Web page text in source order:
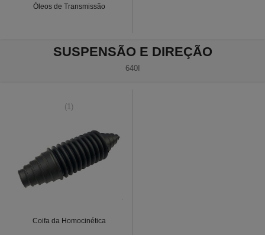
Óleos de Transmissão
SUSPENSÃO E DIREÇÃO
640I
(1)
Coifa da Homocinética